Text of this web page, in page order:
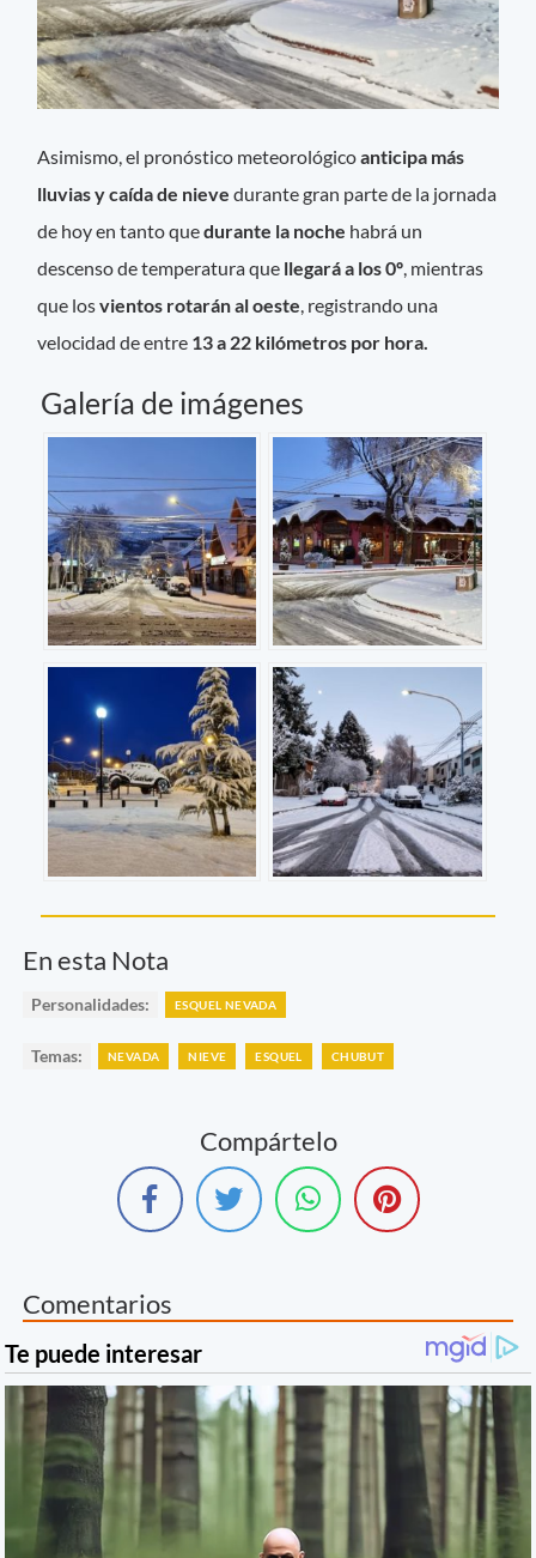
Asimismo, el pronóstico meteorológicoanticipa más
lluvias y caída de nievedurante gran parte de la jornada
de hoy en tanto quedurante la noche habrá un
descenso de temperatura que llegará a los 0º , mientras
que losvientos rotarán al oeste , registrando una
velocidad de entre 13 a 22 kilómetros por hora.
Galería de imágenes
En esta Nota
Personalidades: ESQUEL NEVADA
Temas: NEVADA NIEVE ESQUEL CHUBUT
Compártelo
Comentarios